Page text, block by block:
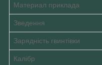
Материал приклада
Зведення
Зарядність гвинтівки
Калібр